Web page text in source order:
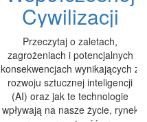
Cywilizacji
Przeczytaj o zaletach,
zagrożeniach i potencjalnych
konsekwencjach wynikających z
rozwoju sztucznej inteligencji
(AI) oraz jak te technologie
wpływają na nasze życie, rynek